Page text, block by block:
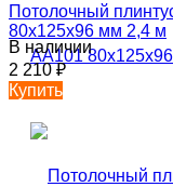
Потолочный
80х125х96 мм 2,4 м
В наличии
2 210₽
Купить